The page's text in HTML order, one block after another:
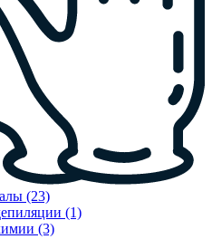
(23)
(1)
(3)